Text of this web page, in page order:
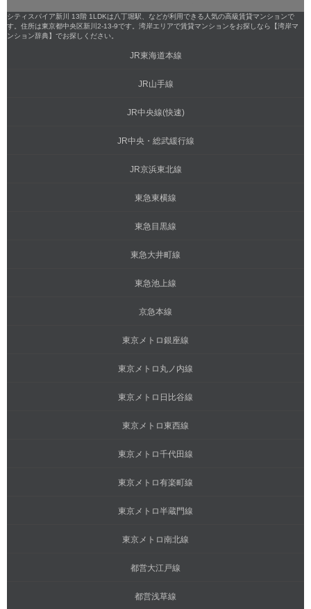
シティスパイア新川 13階 1LDKは八丁堀駅、などが利用できる人気の高級賃貸マンションで
す。住所は東京都中央区新川2-13-9です。湾岸エリアで賃貸マンションをお探しなら【湾岸マ
ンション辞典】でお探しください。
JR東海道本線
JR山手線
JR中央線(快速)
JR中央・総武緩行線
JR京浜東北線
東急東横線
東急目黒線
東急大井町線
東急池上線
京急本線
東京メトロ銀座線
東京メトロ丸ノ内線
東京メトロ日比谷線
東京メトロ東西線
東京メトロ千代田線
東京メトロ有楽町線
東京メトロ半蔵門線
東京メトロ南北線
都営大江戸線
都営浅草線